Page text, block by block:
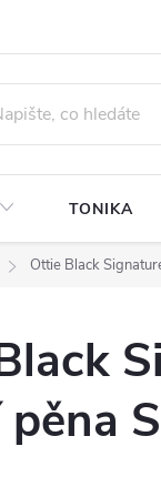
TONIKA
Ottie Black